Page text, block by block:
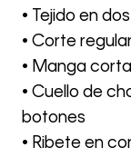
• Tejido en
• Corte
• Manga corta
• Cuello de
botones
• Ribete en